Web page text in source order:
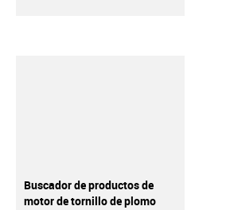
Buscador de productos de
motor de tornillo de plomo